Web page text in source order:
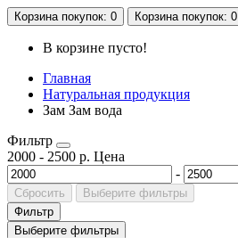
Корзина покупок: 0 Корзина покупок: 0
В корзине пусто!
Главная
Натуральная продукция
Зам Зам вода
Фильтр
2000 - 2500 р. Цена
-
Сбросить
Выберите фильтры
Фильтр
Выберите фильтры